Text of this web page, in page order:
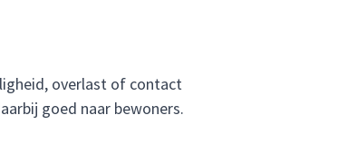
overlast of contact
goed naar bewoners.